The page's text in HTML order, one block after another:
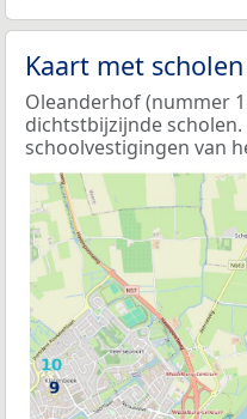
Kaart met
Oleanderhof (nummer
dichtstbijzijnde
schoolvestigingen van